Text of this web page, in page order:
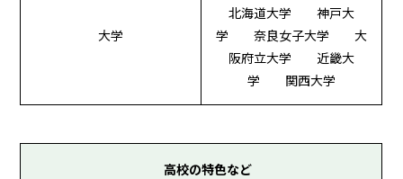
大学
北海道大学 神戸大
学 奈良女子大学 大
阪府立大学 近畿大
学 関西大学
高校の特色など